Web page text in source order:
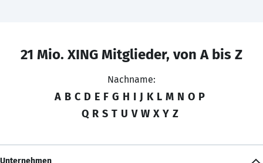
21 Mio. XING Mitglieder, von A bis Z
Nachname:
A B C D E F G H I J K L M N O P
Q R S T U V W X Y Z
Unternehmen